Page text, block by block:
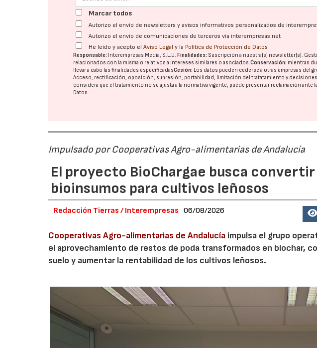
Marcar todos
Autorizo el envío de newsletters y avisos informativos personalizados de
Autorizo el envío de comunicaciones de terceros vía interempresas.net
He leído y acepto elAviso Legal y la Política de Protección de Datos
Responsable: Interempresas Media, S.L.U.Finalidades: Suscripción a nuestra(s) newsletter(s).
relacionados con la misma o relativos a intereses similares o asociados.Conservación: mientras
llevar a cabo las finalidades especificadasCesión: Los datos pueden cederse a otras empresas del
Acceso, rectificación, oposición, supresión, portabilidad, limitación del tratatamiento y decisiones
considera que el tratamiento no se ajusta a la normativa vigente, puede presentar reclamación ante
Datos
Impulsado por Cooperativas Agro-alimentarias de Andalucía
El proyecto BioChargae busca
bioinsumos para cultivos leñosos
Redacción Tierras / Interempresas 06/08/2026
Cooperativas Agro-alimentarias de Andalucía impulsa el grupo
el aprovechamiento de restos de poda transformados en biochar,
suelo y aumentar la rentabilidad de los cultivos leñosos.
23/07/2026